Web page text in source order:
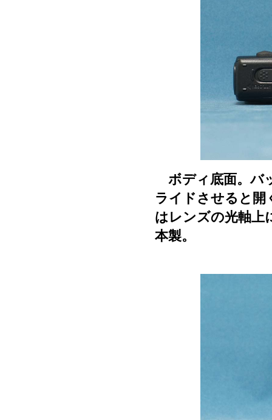
ボディ底面。バ
ライドさせると開
はレンズの光軸上
本製。